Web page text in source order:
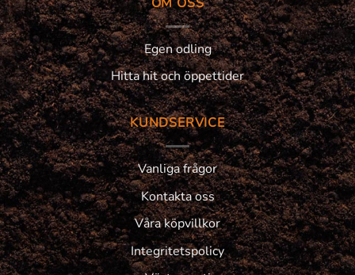
Egen odling
Hitta hit och öppettider
KUNDSERVICE
Vanliga frågor
Kontakta oss
Våra köpvillkor
Integritetspolicy